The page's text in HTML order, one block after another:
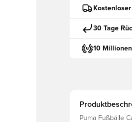
30 Tage
10
Puma Fußbälle Cage